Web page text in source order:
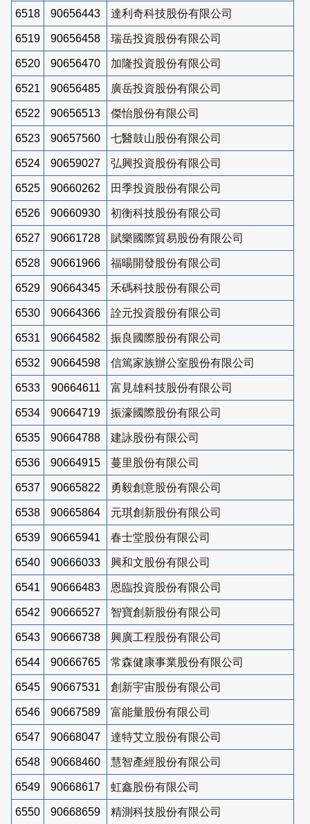
6518 90656443 達利奇科技股份有限公司
6519 90656458 瑞岳投資股份有限公司
6520 90656470 加隆投資股份有限公司
6521 90656485 廣岳投資股份有限公司
6522 90656513 傑怡股份有限公司
6523 90657560 七醫鼓山股份有限公司
6524 90659027 弘興投資股份有限公司
6525 90660262 田季投資股份有限公司
6526 90660930 初衡科技股份有限公司
6527 90661728 賦樂國際貿易股份有限公司
6528 90661966 福暘開發股份有限公司
6529 90664345 禾碼科技股份有限公司
6530 90664366 詮元投資股份有限公司
6531 90664582 振良國際股份有限公司
6532 90664598 信篤家族辦公室股份有限公司
6533 90664611 富見雄科技股份有限公司
6534 90664719 振濠國際股份有限公司
6535 90664788 建詠股份有限公司
6536 90664915 蔓里股份有限公司
6537 90665822 勇毅創意股份有限公司
6538 90665864 元琪創新股份有限公司
6539 90665941 春士堂股份有限公司
6540 90666033 興和文股份有限公司
6541 90666483 恩臨投資股份有限公司
6542 90666527 智寶創新股份有限公司
6543 90666738 興廣工程股份有限公司
6544 90666765 常森健康事業股份有限公司
6545 90667531 創新宇宙股份有限公司
6546 90667589 富能量股份有限公司
6547 90668047 達特艾立股份有限公司
6548 90668460 慧智產經股份有限公司
6549 90668617 虹鑫股份有限公司
6550 90668659
精測科技股份有限公司